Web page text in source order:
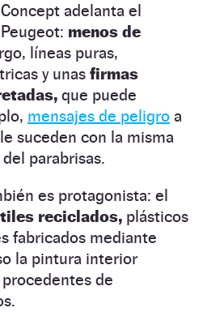
adelanta el
menos de
líneas puras,
y unas firmas
que puede
mensajes de peligro a
suceden con la misma
parabrisas.
es protagonista: el
reciclados, plásticos
fabricados mediante
la pintura interior
de